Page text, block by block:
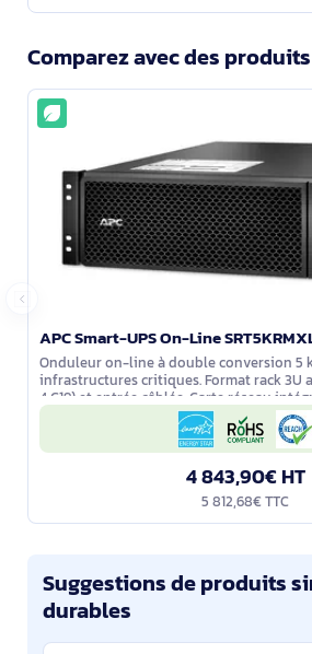
Comparez avec des
Onduleur on-line à double conversion 5
infrastructures critiques. Format rack 3U
4 C19) et entrée câblée. Carte réseau
et arrêts
4 843,90€ HT
5 812,68€ TTC
Suggestions de produits
durables